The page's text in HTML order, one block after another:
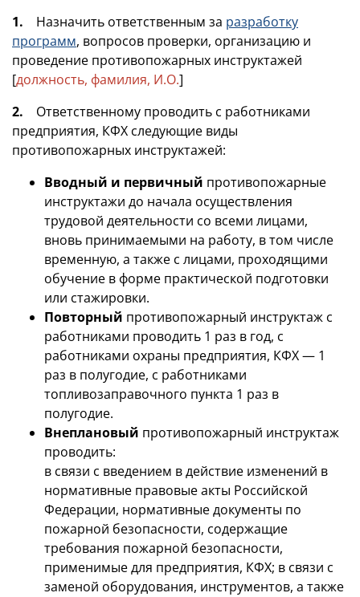
1. Назначить ответственным за разработку
программ, вопросов проверки, организацию и
проведение противопожарных инструктажей
[должность, фамилия, И.О.]
2. Ответственному проводить с работниками
предприятия, КФХ следующие виды
противопожарных инструктажей:
Вводный и первичный противопожарные
инструктажи до начала осуществления
трудовой деятельности со всеми лицами,
вновь принимаемыми на работу, в том числе
временную, а также с лицами, проходящими
обучение в форме практической подготовки
или стажировки.
Повторный противопожарный инструктаж с
работниками проводить 1 раз в год, с
работниками охраны предприятия, КФХ — 1
раз в полугодие, с работниками
топливозаправочного пункта 1 раз в
полугодие.
Внеплановый противопожарный инструктаж
проводить:
в связи с введением в действие изменений в
нормативные правовые акты Российской
Федерации, нормативные документы по
пожарной безопасности, содержащие
требования пожарной безопасности,
применимые для предприятия, КФХ; в связи с
заменой оборудования, инструментов, а также